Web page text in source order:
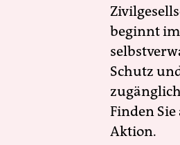
beginnt
Schutz
Finden
Aktion.